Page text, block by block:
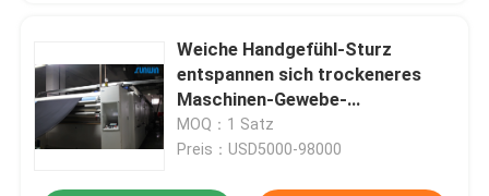
Weiche Handgefühl-Sturz
entspannen sich trockeneres
Maschinen-Gewebe-
Entspannung 2200mm
MOQ：1 Satz
Preis：USD5000-98000